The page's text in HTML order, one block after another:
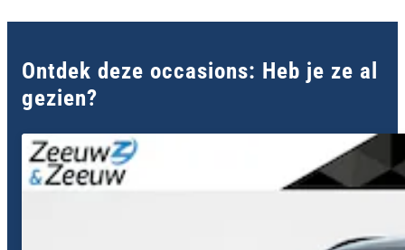
Ontdek deze occasions: Heb je ze al
gezien?